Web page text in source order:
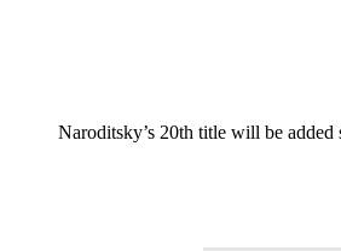
Naroditsky’s 20th title will be added